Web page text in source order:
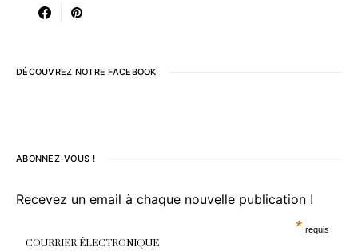
DÉCOUVREZ NOTRE FACEBOOK
ABONNEZ-VOUS !
Recevez un email à chaque nouvelle publication !
* requis
COURRIER ÉLECTRONIQUE